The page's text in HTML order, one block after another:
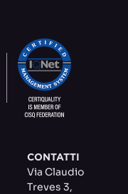
CONTATTI
Via Claudio
Treves 3,